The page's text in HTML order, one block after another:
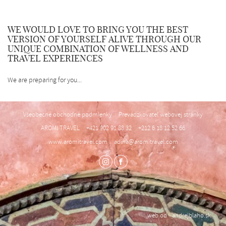
WE WOULD LOVE TO BRING YOU THE BEST
VERSION OF YOURSELF ALIVE THROUGH OUR
UNIQUE COMBINATION OF WELLNESS AND
TRAVEL EXPERIENCES
We are preparing for you...
Všeobecné obchodné podmienky
Prevádzkovateľ webovej stránky
AROMI TRAVEL
+421 902 91 88 32
+212 6 18 12 52 66
www.aromitravel.com
adina@aromitravel.com
web od andrejblaho.sk